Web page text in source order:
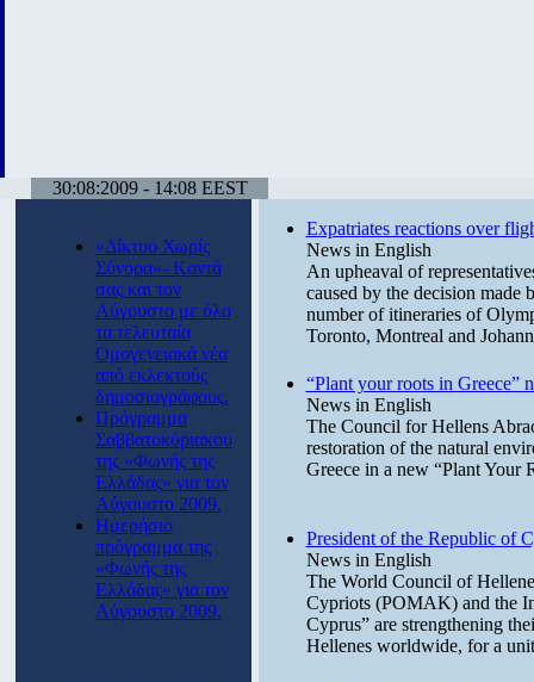
30:08:2009 - 14:08 EEST
«Δίκτυο Χωρίς
Σύνορα»- Κοντά
σας και τον
Αύγουστο με όλο
τα τελευταία
Ομογενειακά νέα
από εκλεκτούς
δημοσιογράφους.
Πρόγραμμα
Σαββατοκύριακου
της «Φωνής της
Ελλάδας» για τον
Αύγουστο 2009.
Ημερήσιο
πρόγραμμα της
«Φωνής της
Ελλάδας» για τον
Αύγουστο 2009.
Expatriates reactions over
News in English
An upheaval of
caused by the decision
number of itineraries of
Toronto, Montreal and
“Plant your roots in Greece”
News in English
The Council for Hellens
restoration of the natural
Greece in a new “Plant Your
President of the Republic of
News in English
The World Council of
Cypriots (POMAK) and the
Cyprus” are strengthening
Hellenes worldwide, for a